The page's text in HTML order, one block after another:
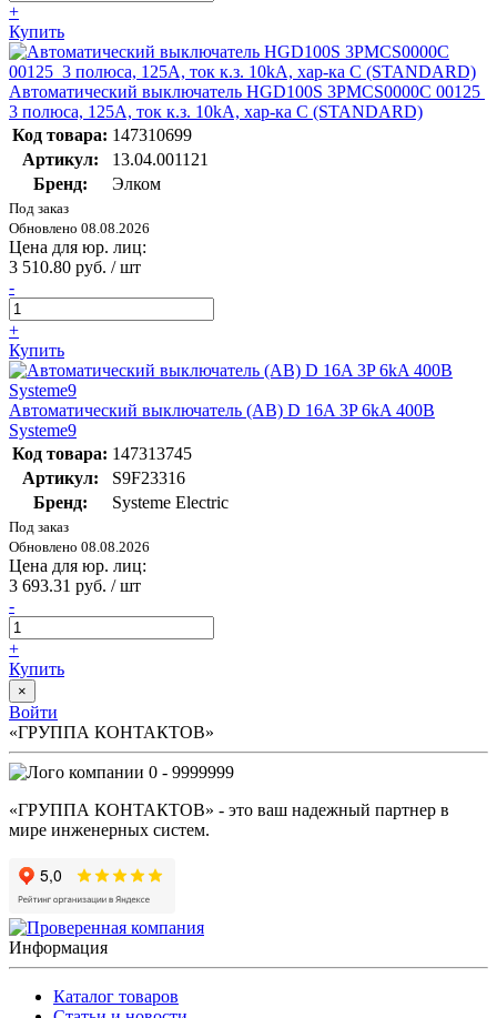
+
Купить
Автоматический выключатель HGD100S 3PMCS0000C 00125
3 полюса, 125А, ток к.з. 10kA, хар-ка C (STANDARD)
Код товара: 147310699
Артикул:
13.04.001121
Бренд:
Элком
Под заказ
Обновлено 08.08.2026
Цена для юр. лиц:
3 510.80 руб. / шт
-
+
Купить
Автоматический выключатель (АВ) D 16A 3P 6kA 400В
Systeme9
Код товара: 147313745
Артикул:
S9F23316
Бренд:
Systeme Electric
Под заказ
Обновлено 08.08.2026
Цена для юр. лиц:
3 693.31 руб. / шт
-
+
Купить
×
Войти
«ГРУППА КОНТАКТОВ»
0 - 9999999
«ГРУППА КОНТАКТОВ» - это ваш надежный партнер в
мире инженерных систем.
Информация
Каталог товаров